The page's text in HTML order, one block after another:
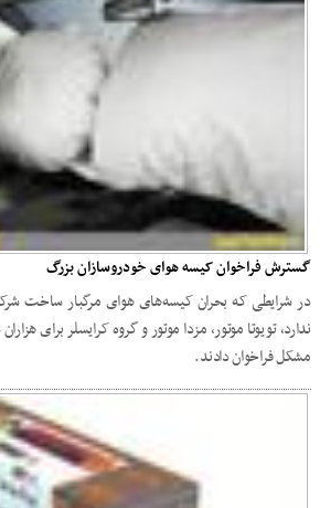
گسترش فراخوان کیسه هوای خودروسازان بزرگ
در شرایطی که بحران کیسه‌های هوای مرگبار ساخت شرکت
ندارد، تویوتا موتور، مزدا موتور و گروه کرایسلر برای
مشکل فراخوان دادند.